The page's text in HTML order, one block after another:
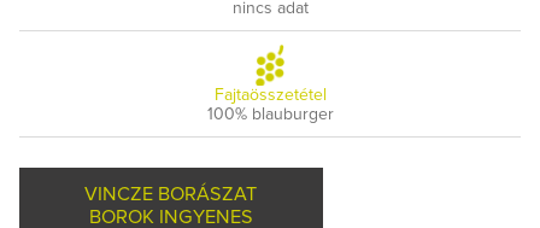
nincs adat
Fajtaösszetétel
100% blauburger
VINCZE BORÁSZAT
BOROK INGYENES